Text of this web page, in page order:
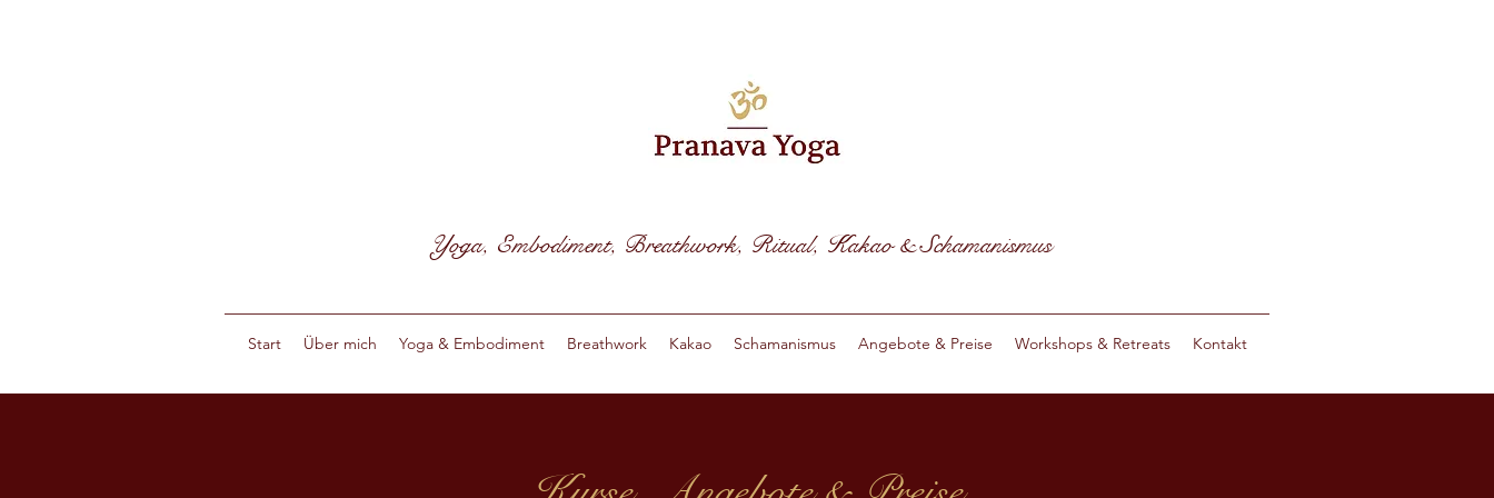
Yoga, Embodiment, Breathwork, Ritual, Kakao & Schamanismus
Start Über mich Yoga & Embodiment Breathwork Kakao Schamanismus Angebote & Preise Workshops & Retreats Kontakt